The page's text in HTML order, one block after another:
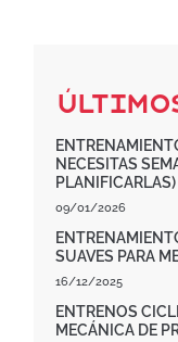
NECESITAS
PLANIFICARLAS)
09/01/2026
SUAVES PARA
16/12/2025
ENTRENOS
MECÁNICA DE